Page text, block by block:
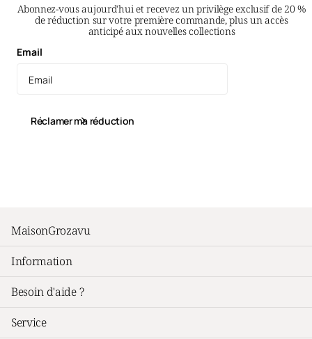
Abonnez-vous aujourd'hui et recevez un privilège exclusif de 20 %
de réduction sur votre première commande, plus un accès
anticipé aux nouvelles collections
Email
Réclamer ma réduction
MaisonGrozavu
Information
Besoin d'aide ?
Service